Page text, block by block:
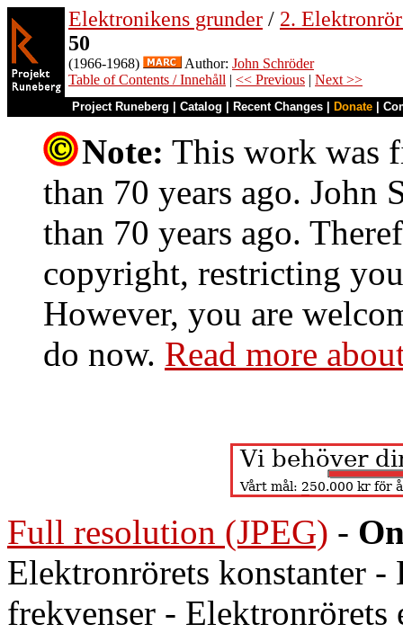
Elektronikens grunder / 2.
50
(1966-1968) Author: John Schröder
Table of Contents / Innehåll | << Previous | Next >>
Project Runeberg Catalog Recent Changes Donate
Note: This work was
than 70 years ago. John
than 70 years ago.
copyright, restricting
However, you are
do now. Read more
Full resolution (JPEG) -
Elektronrörets konstanter
frekvenser - Elektronrörets